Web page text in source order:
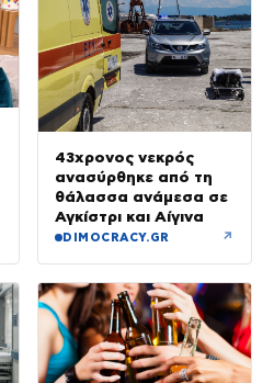
43χρονος νεκρός
ανασύρθηκε από τη
θάλασσα ανάμεσα σε
Αγκίστρι και Αίγινα
DIMOCRACY.GR ↗